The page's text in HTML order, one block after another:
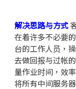
解决思路与方式
在着许多不必要
台的工作人员，
去做回报与过帐
量作业时间，效
将所有中间服务